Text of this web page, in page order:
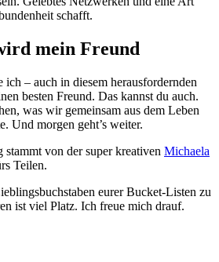
schafft.
mein Freund
ich – auch in diesem herausfordernden
besten Freund. Das kannst du auch.
was wir gemeinsam aus dem Leben
Und morgen geht’s weiter.
von der super kreativen Michaela
Teilen.
eurer Bucket-Listen zu
ist viel Platz. Ich freue mich drauf.